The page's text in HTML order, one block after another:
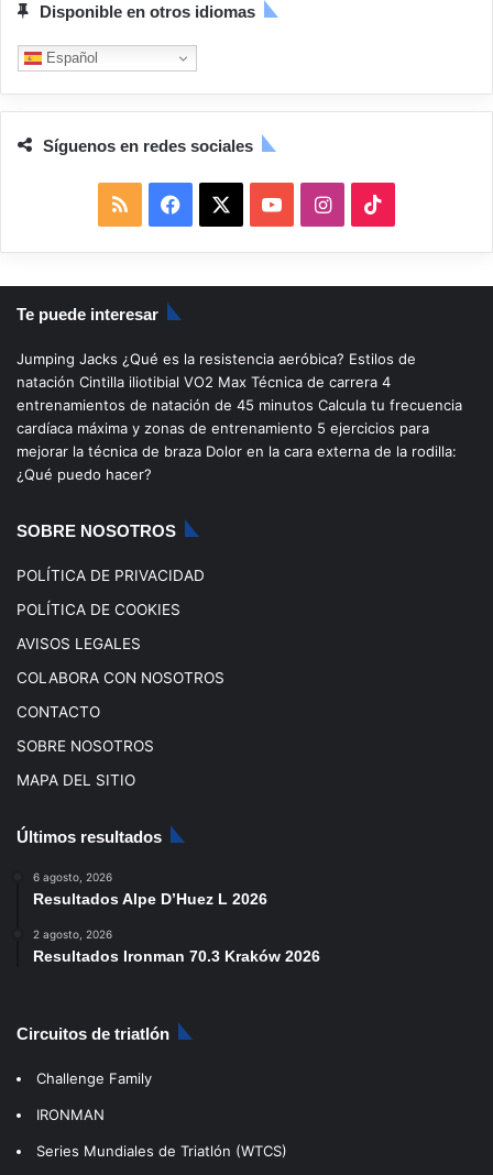
Disponible en otros idiomas
Español
Síguenos en redes sociales
S
S
a
c
b
o
o
u
u
b
I
n
s
a
g
i
k
o
k
Te puede interesar
Jumping Jacks ¿Qué es la resistencia aeróbica? Estilos de
natación Cintilla iliotibial VO2 Max Técnica de carrera 4
entrenamientos de natación de 45 minutos Calcula tu frecuencia
cardíaca máxima y zonas de entrenamiento 5 ejercicios para
mejorar la técnica de braza Dolor en la cara externa de la rodilla:
¿Qué puedo hacer?
SOBRE NOSOTROS
POLÍTICA DE PRIVACIDAD
POLÍTICA DE COOKIES
AVISOS LEGALES
COLABORA CON NOSOTROS
CONTACTO
SOBRE NOSOTROS
MAPA DEL SITIO
Últimos resultados
6 agosto, 2026
Resultados Alpe D’Huez L 2026
2 agosto, 2026
Resultados Ironman 70.3 Kraków 2026
Circuitos de triatlón
Challenge Family
IRONMAN
Series Mundiales de Triatlón (WTCS)